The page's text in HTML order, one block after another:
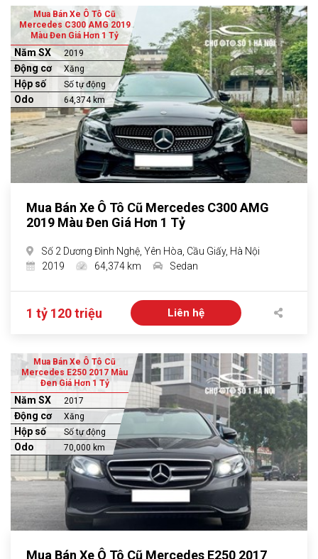
Mua Bán Xe Ô Tô Cũ
Mercedes C300 AMG 2019
Màu Đen Giá Hơn 1 Tỷ
Năm SX 2019
Động cơ Xăng
Hộp số Số tự động
Odo 64,374 km
Mua Bán Xe Ô Tô Cũ Mercedes C300 AMG
2019 Màu Đen Giá Hơn 1 Tỷ
Số 2 Dương Đình Nghệ, Yên Hòa, Cầu Giấy, Hà Nội
2019
64,374 km Sedan
1 tỷ 120 triệu Liên hệ
Mua Bán Xe Ô Tô Cũ
Mercedes E250 2017 Màu
Đen Giá Hơn 1 Tỷ
Năm SX 2017
Động cơ Xăng
Hộp số Số tự động
Odo 70,000 km
Mua Bán Xe Ô Tô Cũ Mercedes E250 2017